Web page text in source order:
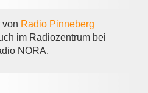
von Radio Pinneberg
im Radiozentrum bei
NORA.